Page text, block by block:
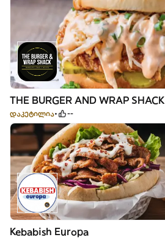
THE BURGER AND WRAP SHACK
დაკეტილია --
Kebabish Europa